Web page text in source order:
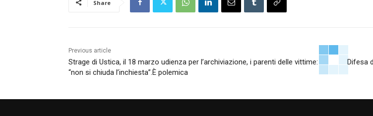
Share
Previous article
Strage di Ustica, il 18 marzo udienza per l’archiviazione, i parenti delle vittime:
“non si chiuda l’inchiesta”.È polemica
Difesa